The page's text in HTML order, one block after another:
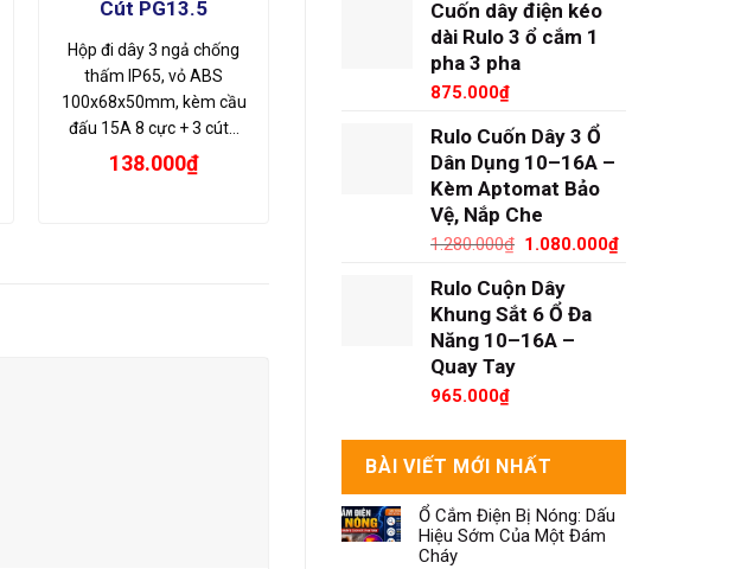
Cuốn dây điện kéo
dài Rulo 3 ổ cắm 1
pha 3 pha
875.000₫
Rulo Cuốn Dây 3 Ổ
Dân Dụng 10–16A –
Kèm Aptomat Bảo
Vệ, Nắp Che
1.280.000₫ Giá
là:
1.280.000₫.
1.080.000₫Giá
Rulo Cuộn Dây
Khung Sắt 6 Ổ Đa
Năng 10–16A –
Quay Tay
965.000₫
BÀI VIẾT MỚI NHẤT
Ổ Cắm Điện Bị Nóng: Dấu
Hiệu Sớm Của Một Đám
Cháy
Cút PG13.5
Hộp đi dây 3 ngả chống
thấm IP65, vỏ ABS
100x68x50mm, kèm cầu
đấu 15A 8 cực + 3 cút…
138.000₫